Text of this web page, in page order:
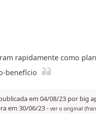
rapidamente como
benefício
em 04/08/23 por big
em 30/06/23- ver o original